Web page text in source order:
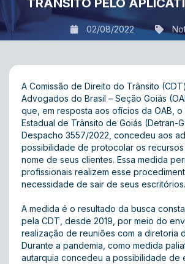
TRÂNSITO PELO
02/08/2022
A Comissão de Direito do Trânsito
Advogados do Brasil – Seção Goiás
que, em resposta aos ofícios da OAB, o
Estadual de Trânsito de Goiás (Detran-
Despacho 3557/2022, concedeu aos
possibilidade de protocolar os recursos
nome de seus clientes. Essa medida
profissionais realizem esse
necessidade de sair de seus escritórios.
A medida é o resultado da busca
pela CDT, desde 2019, por meio do
realização de reuniões com a diretoria
Durante a pandemia, como medida
autarquia concedeu a possibilidade de